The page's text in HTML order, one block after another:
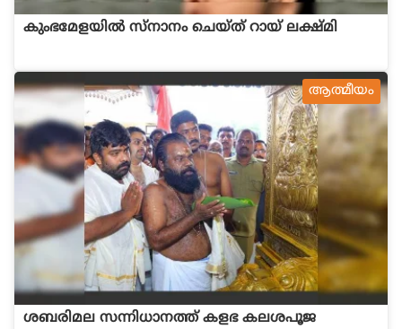
കുംഭമേളയിൽ സ്നാനം ചെയ്ത് റായ് ലക്ഷ്മി
ആത്മീയം
ശബരിമല സന്നിധാനത്ത് കളഭ കലശപൂജ